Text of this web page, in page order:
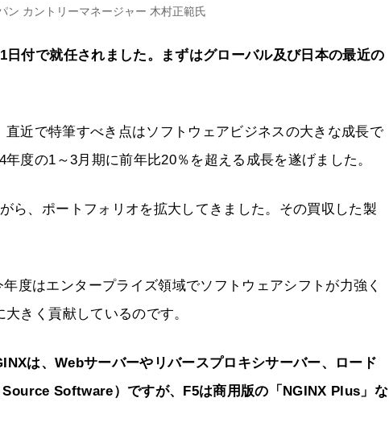
ン カントリーマネージャー 木村正範氏
付で就任されました。まずはグローバル及び日本の最近の
近で特筆すべき点はソフトウェアビジネスの大きな成長で
度の1～3月期に前年比20％を超える成長を遂げました。
ら、ポートフォリオを拡大してきました。その買収した製
度はエンタープライズ領域でソフトウェアシフトが力強く
きく貢献しているのです。
は、Webサーバーやリバースプロキシサーバー、ロード
Software）ですが、F5は商用版の「NGINX Plus」な